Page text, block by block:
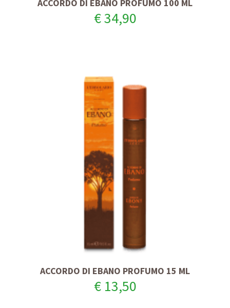
ACCORDO DI EBANO PROFUMO 100 ML
€ 34,90
ACCORDO DI EBANO PROFUMO 15 ML
€ 13,50